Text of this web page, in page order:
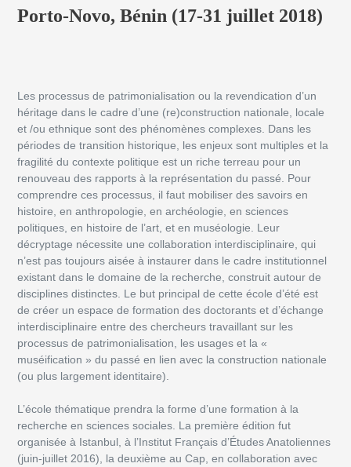
Porto-Novo, Bénin (17-31 juillet 2018)
Les processus de patrimonialisation ou la revendication d’un
héritage dans le cadre d’une (re)construction nationale, locale
et /ou ethnique sont des phénomènes complexes. Dans les
périodes de transition historique, les enjeux sont multiples et la
fragilité du contexte politique est un riche terreau pour un
renouveau des rapports à la représentation du passé. Pour
comprendre ces processus, il faut mobiliser des savoirs en
histoire, en anthropologie, en archéologie, en sciences
politiques, en histoire de l’art, et en muséologie. Leur
décryptage nécessite une collaboration interdisciplinaire, qui
n’est pas toujours aisée à instaurer dans le cadre institutionnel
existant dans le domaine de la recherche, construit autour de
disciplines distinctes. Le but principal de cette école d’été est
de créer un espace de formation des doctorants et d’échange
interdisciplinaire entre des chercheurs travaillant sur les
processus de patrimonialisation, les usages et la «
muséification » du passé en lien avec la construction nationale
(ou plus largement identitaire).
L’école thématique prendra la forme d’une formation à la
recherche en sciences sociales. La première édition fut
organisée à Istanbul, à l’Institut Français d’Études Anatoliennes
(juin-juillet 2016), la deuxième au Cap, en collaboration avec